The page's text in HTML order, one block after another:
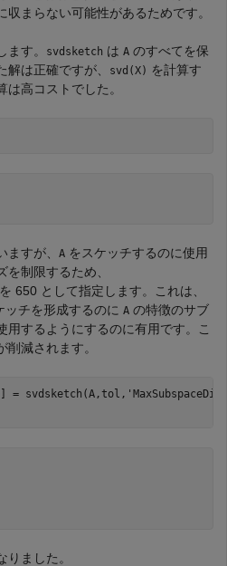
収まらない可能性があるためです。
す。 svdsketch は A のすべてを保
は正確ですが、
svd(X) を計算す
は高コストでした。
ますが、 A をスケッチするのに使用
を制限するため、
を 650 として指定します。これは、
ッチを形成するのに A の特徴のサブ
用するようにするのに有用です。こ
減されます。
= svdsketch(A,tol,
ました。